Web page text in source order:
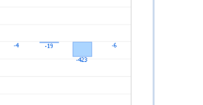
しか雇用を生まない